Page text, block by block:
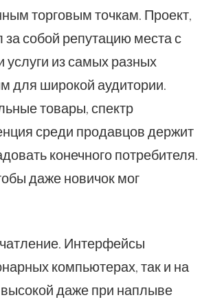
торговым точкам. Проект,
собой репутацию места с
из самых разных
для широкой аудитории.
товары, спектр
среди продавцов держит
конечного потребителя.
даже новичок мог
Интерфейсы
компьютерах, так и на
высокой даже при наплыве